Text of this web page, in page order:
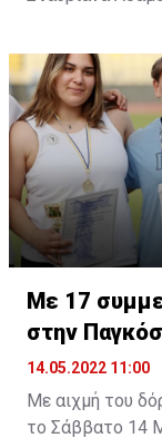
Με 17
στην
14.05.2022 11:00
Με αιχμή του
το Σάββατο 14